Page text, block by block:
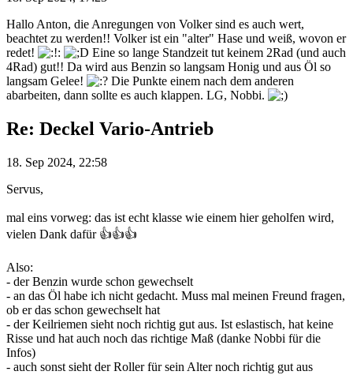
Hallo Anton, die Anregungen von Volker sind es auch wert,
beachtet zu werden!! Volker ist ein "alter" Hase und weiß, wovon er
redet!
Eine so lange Standzeit tut keinem 2Rad (und auch
4Rad) gut!! Da wird aus Benzin so langsam Honig und aus Öl so
langsam Gelee!
Die Punkte einem nach dem anderen
abarbeiten, dann sollte es auch klappen. LG, Nobbi.
Re: Deckel Vario-Antrieb
18. Sep 2024, 22:58
Servus,
mal eins vorweg: das ist echt klasse wie einem hier geholfen wird,
vielen Dank dafür 👍👍👍
Also:
- der Benzin wurde schon gewechselt
- an das Öl habe ich nicht gedacht. Muss mal meinen Freund fragen,
ob er das schon gewechselt hat
- der Keilriemen sieht noch richtig gut aus. Ist eslastisch, hat keine
Risse und hat auch noch das richtige Maß (danke Nobbi für die
Infos)
- auch sonst sieht der Roller für sein Alter noch richtig gut aus